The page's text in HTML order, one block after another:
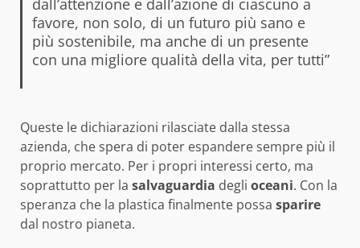
dall’attenzione e dall’azione di ciascuno a
favore, non solo, di un futuro più sano e
più sostenibile, ma anche di un presente
con una migliore qualità della vita, per tutti”
Queste le dichiarazioni rilasciate dalla stessa
azienda, che spera di poter espandere sempre più il
proprio mercato. Per i propri interessi certo, ma
soprattutto per la salvaguardia degli oceani. Con la
speranza che la plastica finalmente possa sparire
dal nostro pianeta.